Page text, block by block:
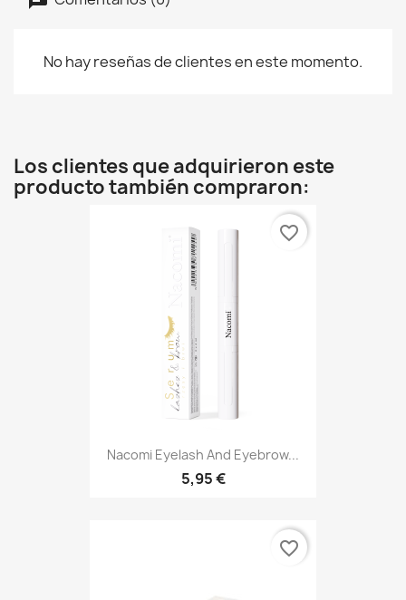
No hay reseñas de clientes en este momento.
Los clientes que adquirieron este
producto también compraron:
Nacomi Eyelash And Eyebrow...
5,95 €
favorite_border
favorite_border